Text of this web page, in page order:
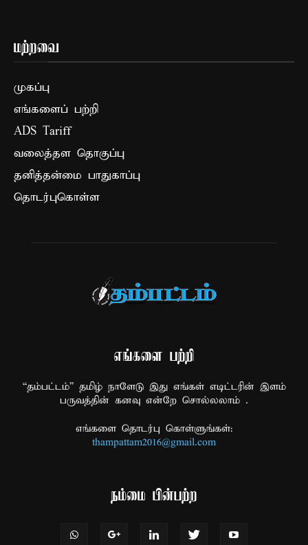
மற்றவை
முகப்பு
எங்களைப் பற்றி
ADS Tariff
வலைத்தள தொகுப்பு
தனித்தன்மை பாதுகாப்பு
தொடர்புகொள்ள
எங்களை பற்றி
“தம்பட்டம்” தமிழ் நாளேடு இது எங்கள் எடிட்டரின் இளம்
பருவத்தின் கனவு என்றே சொல்லலாம் .
எங்களை தொடர்பு கொள்ளுங்கள்:
thampattam2016@gmail.com
நம்மை பின்பற்ற